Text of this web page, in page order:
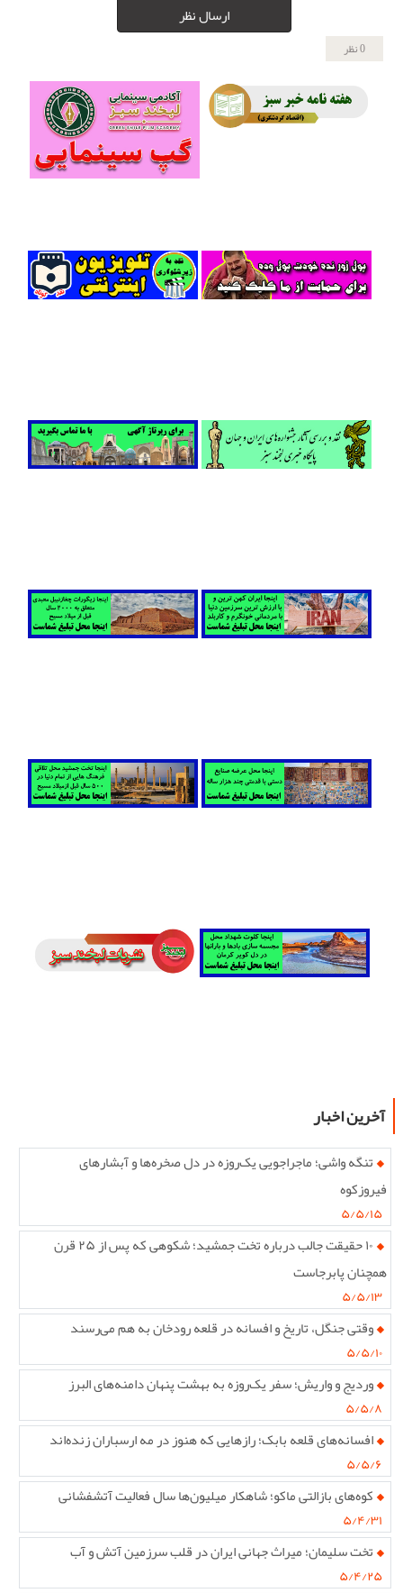
ارسال نظر
0 نظر
آخرین اخبار
تنگه واشی؛ ماجراجویی یک‌روزه در دل صخره‌ها و آبشارهای
فیروزکوه
۵/۵/۱۵
۱۰ حقیقت جالب درباره تخت جمشید؛ شکوهی که پس از ۲۵ قرن
همچنان پابرجاست
۵/۵/۱۳
وقتی جنگل، تاریخ و افسانه در قلعه رودخان به هم می‌رسند
۵/۵/۱۰
وردیج و واریش؛ سفر یک‌روزه به بهشت پنهان دامنه‌های البرز
۵/۵/۸
افسانه‌های قلعه بابک؛ رازهایی که هنوز در مه ارسباران زنده‌اند
۵/۵/۶
کوه‌های بازالتی ماکو؛ شاهکار میلیون‌ها سال فعالیت آتشفشانی
۵/۴/۳۱
تخت سلیمان؛ میراث جهانی ایران در قلب سرزمین آتش و آب
۵/۴/۲۵